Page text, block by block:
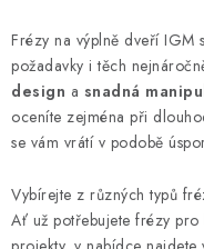
Frézy na výplně dveří IGM
požadavky i těch
design a snadná
oceníte zejména při
se vám vrátí v podobě
Vybírejte z různých typů
Ať už potřebujete frézy